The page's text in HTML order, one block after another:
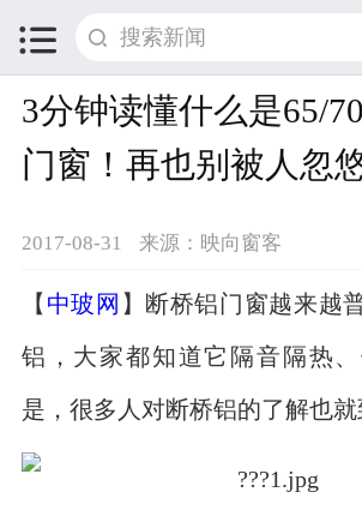

3分钟读懂什么是65/
门窗！再也别被人忽
2017-08-31 来源：映向窗客
【 中玻网 】断桥铝门窗越来越
铝，大家都知道它隔音隔热
是，很多人对断桥铝的了解也就